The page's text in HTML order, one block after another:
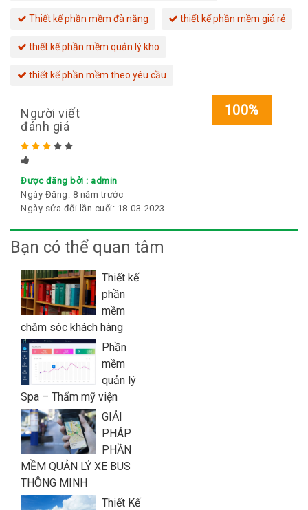
Thiết kế phần mềm đà nẵng thiết kế phần mềm giá rẻ
thiết kế phần mềm quản lý kho
thiết kế phần mềm theo yêu cầu
Người viết
đánh giá
Rated
5
100%
Được đăng bởi : admin
Ngày Đăng: 8 năm trước
Ngày sửa đổi lần cuối: 18-03-2023
Bạn có thể quan tâm
Thiết kế
phần
mềm
chăm sóc khách hàng
Phần
mềm
quản lý
Spa – Thẩm mỹ viện
GIẢI
PHÁP
PHẦN
MỀM QUẢN LÝ XE BUS
THÔNG MINH
Thiết Kế